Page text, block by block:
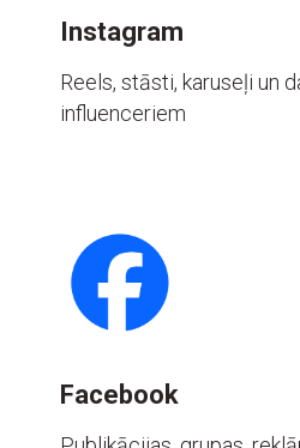
Instagram
Reels, stāsti, karuseļi un
influenceriem
Facebook